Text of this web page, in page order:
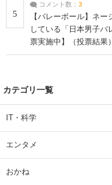
5
コメント数： 3
【バレーボール】ネ
している「日本男子バ
票実施中】（投票結果
カテゴリ一覧
IT・科学
エンタメ
おかね